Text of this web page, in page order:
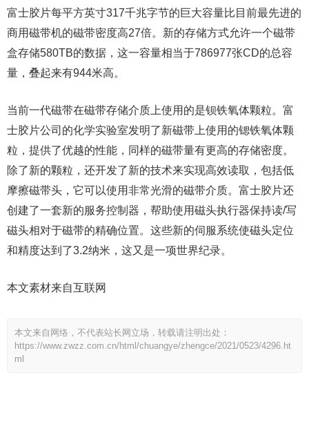
富士胶片每平方英寸317千兆字节的巨大容量比目前最先进的
商用磁带机的磁带密度高27倍。新的存储方式允许一个磁带
盒存储580TB的数据，这一容量相当于786977张CD的总容
量，叠起来有944米高。
当前一代磁带在磁带存储介质上使用的是钡铁氧体颗粒。富
士胶片公司的化学实验室发明了新磁带上使用的锶铁氧体颗
粒，提供了优越的性能，同样的磁带量有更高的存储密度。
除了新的颗粒，还开发了新的技术来实现高效读取，包括低
摩擦磁带头，它可以使用非常光滑的磁带介质。富士胶片还
创建了一套新的服务控制器，帮助使用磁头执行器保持读/写
磁头相对于磁带的精确位置。这些新的伺服系统使磁头定位
和精度达到了3.2纳米，这又是一项世界纪录。
本文素材来自互联网
本文来自网络，不代表站长网立场，转载请注明出处：
https://www.zwzz.com.cn/html/chuangye/zhengce/2021/0523/4296.ht
ml